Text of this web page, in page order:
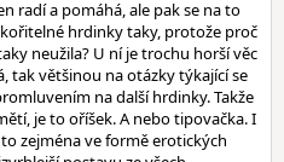
radí a pomáhá, ale pak se na to
hrdinky taky, protože proč
neužila? U ní je trochu horší věc
tak většinou na otázky týkající se
na další hrdinky. Takže
je to oříšek. A nebo tipovačka. I
zejména ve formě erotických